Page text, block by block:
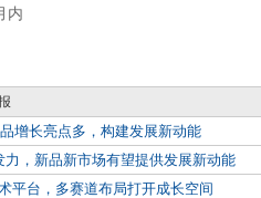
内
增长亮点多，构建发展新动能
，新品新市场有望提供发展新动能
平台，多赛道布局打开成长空间